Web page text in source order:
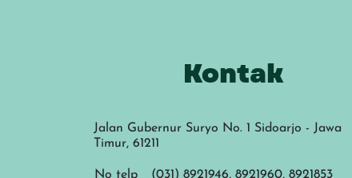
Kontak
Jalan Gubernur Suryo No. 1 Sidoarjo - Jawa
Timur, 61211
No telp
(031) 8921946, 8921960, 8921853